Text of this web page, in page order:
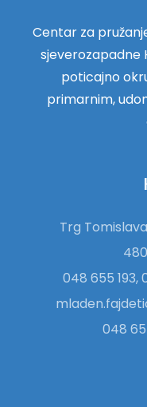
Centar za
sjeverozapadne
poticajno
primarnim,
Trg
048 655 193,
048